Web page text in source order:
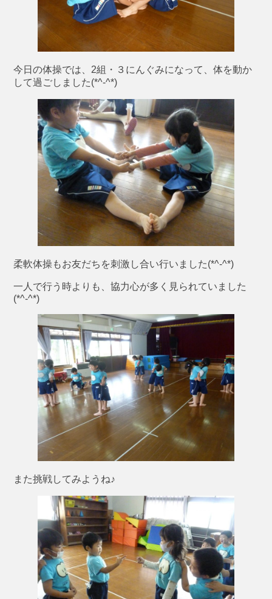
今日の体操では、2組・３にんぐみになって、体を動か
して過ごしました(*^-^*)
柔軟体操もお友だちを刺激し合い行いました(*^-^*)
一人で行う時よりも、協力心が多く見られていました
(*^-^*)
また挑戦してみようね♪